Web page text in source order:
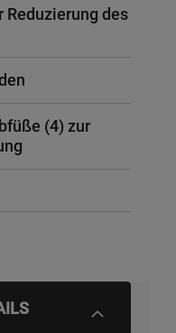
Reduzierung des
(4) zur